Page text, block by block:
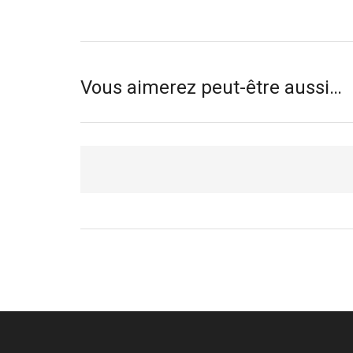
Vous aimerez peut-être aussi…